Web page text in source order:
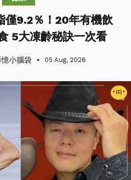
僅9.2％！20年有機飲
5大凍齡秘訣一次看
小腦袋 05 Aug, 2026